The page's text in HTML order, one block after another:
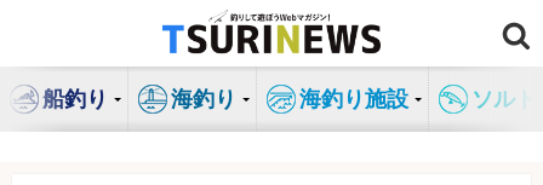
ン
船釣り 海釣り 海釣り施設 ソル